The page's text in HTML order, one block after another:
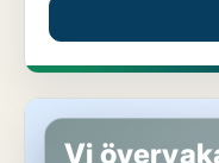
Lägenhet i Sigtuna
Vi